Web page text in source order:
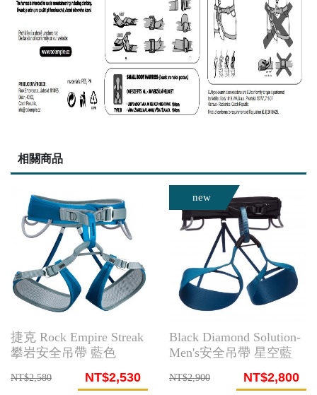
相關商品
捷克 Rock Empire Streak
攀岩安全吊帶 藍色
NT$2,580 NT$2,530
new
Black Diamond Solution-
Men's安全吊帶 星空藍
NT$2,900 NT$2,800